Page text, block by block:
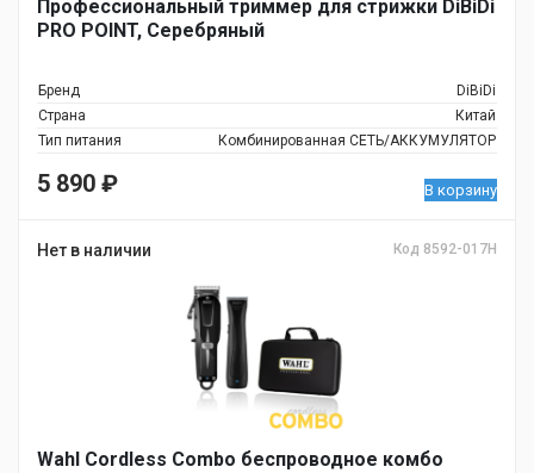
Профессиональный триммер для стрижки DiBiDi
PRO POINT, Серебряный
Бренд
DiBiDi
Страна
Китай
Тип питания
Комбинированная СЕТЬ/АККУМУЛЯТОР
5 890 ₽ В корзину
Нет в наличии Код 8592-017H
Wahl Cordless Combo беспроводное комбо